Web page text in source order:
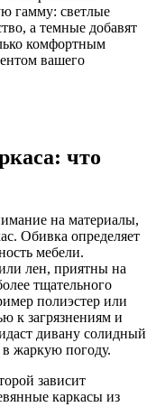
гамму: светлые
а темные добавят
комфортным
вашего
что
на материалы,
Обивка определяет
мебели.
лен, приятны на
тщательного
полиэстер или
к загрязнениям и
дивану солидный
жаркую погоду.
зависит
каркасы из